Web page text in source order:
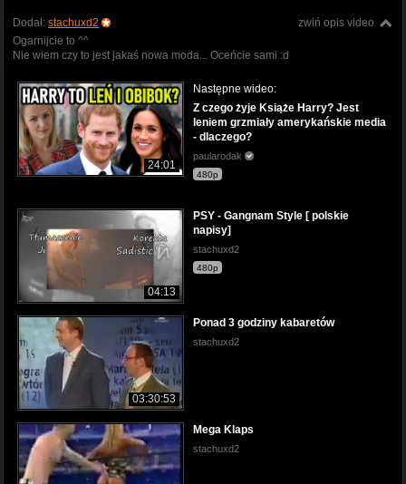
zwiń opis video
Dodał: stachuxd2
Ogarnijcie to ^^
Nie wiem czy to jest jakaś nowa moda... Oceńcie sami :d
24:01
Następne wideo:
Z czego żyje Książe Harry? Jest
leniem grzmiały amerykańskie media
- dlaczego?
paularodak
480p
04:13
PSY - Gangnam Style [ polskie
napisy]
stachuxd2
480p
03:30:53
Ponad 3 godziny kabaretów
stachuxd2
Mega Klaps
stachuxd2